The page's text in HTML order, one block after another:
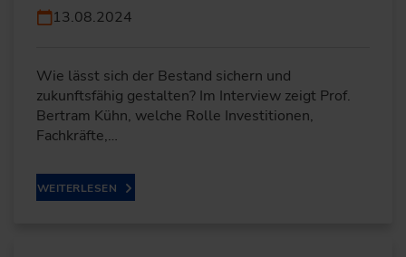
13.08.2024
Wie lässt sich der Bestand sichern und
zukunftsfähig gestalten? Im Interview zeigt Prof.
Bertram Kühn, welche Rolle Investitionen,
Fachkräfte,…
WEITERLESEN